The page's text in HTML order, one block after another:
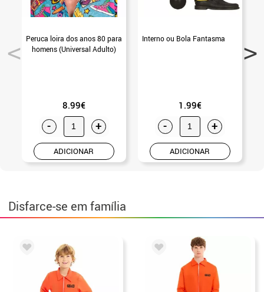
Peruca loira dos anos 80 para
homens (Universal Adulto)
8.99€
- +
ADICIONAR
Interno ou Bola Fantasma
1.99€
- +
ADICIONAR
Disfarce-se em família